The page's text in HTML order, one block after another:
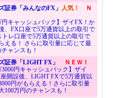
証券「みんなのFX」 人気！
Ｎ
円キャッシュバック】ザイFX！か
、FX口座で5万通貨以上の取引で
トレ口座で5万通貨以上の取引で
える！ さらに取引量に応じて最
ャンスも！
証券「LIGHT FX」
ＮＥＷ！
3000円キャッシュバック】ザイ
開設後、LIGHT FXで5万通貨以
円がもらえる！さらに取引量
100万円のチャンスも！